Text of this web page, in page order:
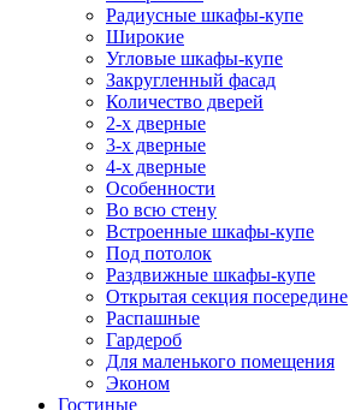
Радиусные шкафы-купе
Широкие
Угловые шкафы-купе
Закругленный фасад
Количество дверей
2-х дверные
3-х дверные
4-х дверные
Особенности
Во всю стену
Встроенные шкафы-купе
Под потолок
Раздвижные шкафы-купе
Открытая секция посередине
Распашные
Гардероб
Для маленького помещения
Эконом
Гостиные